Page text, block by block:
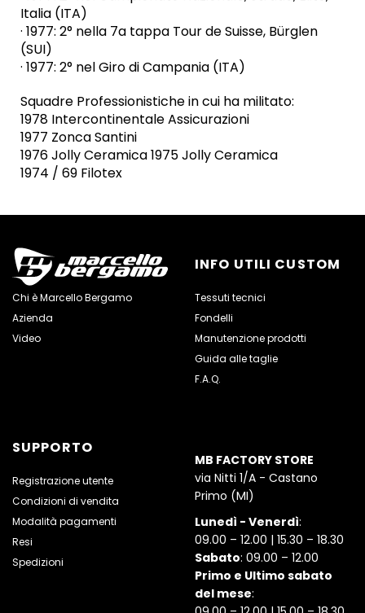
Italia (ITA)
· 1977: 2° nella 7a tappa Tour de Suisse, Bürglen
(SUI)
· 1977: 2° nel Giro di Campania (ITA)
Squadre Professionistiche in cui ha militato:
1978 Intercontinentale Assicurazioni
1977 Zonca Santini
1976 Jolly Ceramica 1975 Jolly Ceramica
1974 / 69 Filotex
Chi è Marcello Bergamo
Azienda
Video
INFO UTILI CUSTOM
Tessuti tecnici
Fondelli
Manutenzione prodotti
Guida alle taglie
F.A.Q.
SUPPORTO
Registrazione utente
Condizioni di vendita
Modalità pagamenti
Resi
Spedizioni
MB FACTORY STORE
via Nitti 1/A - Castano
Primo (MI)
Lunedì - Venerdì:
09.00 – 12.00 | 15.30 – 18.30
Sabato: 09.00 – 12.00
Primo e Ultimo sabato
del mese: